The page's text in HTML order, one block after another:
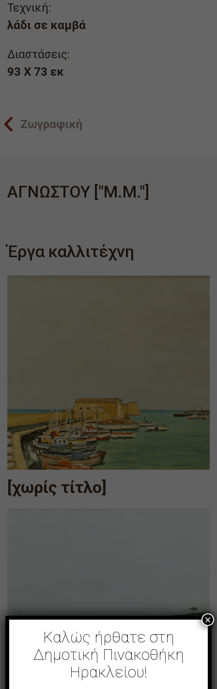
Τεχνική:
λάδι σε καμβά
Διαστάσεις:
93 X 73 εκ
Ζωγραφική
ΑΓΝΩΣΤΟΥ ["Μ.Μ."]
Έργα καλλιτέχνη
[χωρίς τίτλο]
Καλώς ήρθατε στη
Δημοτική Πινακοθήκη
Ηρακλείου!
×